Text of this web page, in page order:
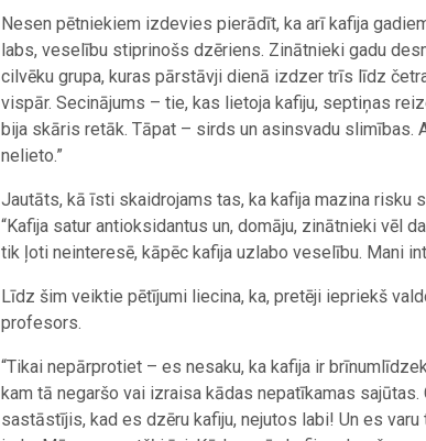
Nesen pētniekiem izdevies pierādīt, ka arī kafija
labs, veselību stiprinošs dzēriens. Zinātnieki gadu
cilvēku grupa, kuras pārstāvji dienā izdzer trīs līdz
vispār. Secinājums – tie, kas lietoja kafiju, septiņas
bija skāris retāk. Tāpat – sirds un asinsvadu
nelieto.”
Jautāts, kā īsti skaidrojams tas, ka kafija mazina risku
“Kafija satur antioksidantus un, domāju, zinātnieki vēl
tik ļoti neinteresē, kāpēc kafija uzlabo veselību. Mani
Līdz šim veiktie pētījumi liecina, ka, pretēji iepriekš
profesors.
“Tikai nepārprotiet – es nesaku, ka kafija ir
kam tā negaršo vai izraisa kādas nepatīkamas
sastāstījis, kad es dzēru kafiju, nejutos labi! Un es